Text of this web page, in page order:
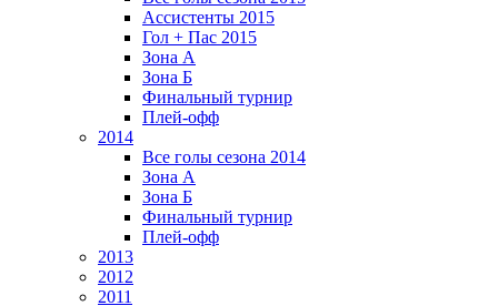
Ассистенты 2015
Гол + Пас 2015
Зона А
Зона Б
Финальный турнир
Плей-офф
2014
Все голы сезона 2014
Зона А
Зона Б
Финальный турнир
Плей-офф
2013
2012
2011